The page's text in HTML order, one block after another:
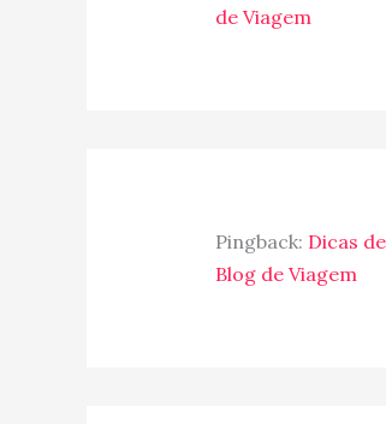
de Viagem
Pingback: Dicas
Blog de Viagem